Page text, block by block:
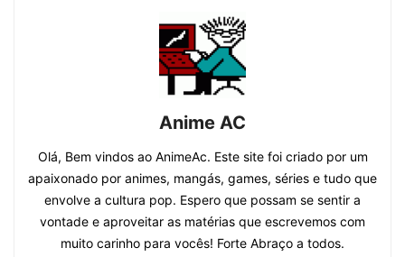
Anime AC
Olá, Bem vindos ao AnimeAc. Este site foi criado por um
apaixonado por animes, mangás, games, séries e tudo que
envolve a cultura pop. Espero que possam se sentir a
vontade e aproveitar as matérias que escrevemos com
muito carinho para vocês! Forte Abraço a todos.